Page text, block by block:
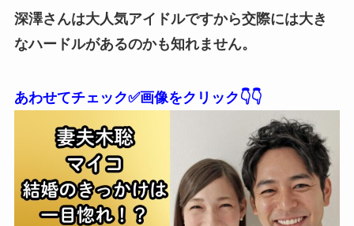
深澤さんは大人気アイドルですから交際には大き
なハードルがあるのかも知れません。
あわせてチェック✅画像をクリック👇👇